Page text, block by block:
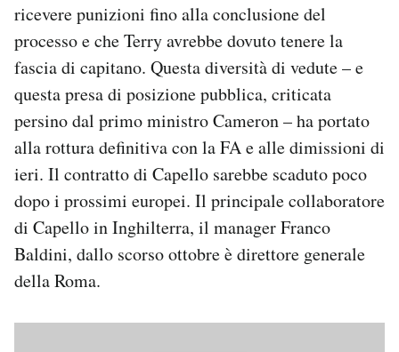
ricevere punizioni fino alla conclusione del
processo e che Terry avrebbe dovuto tenere la
fascia di capitano. Questa diversità di vedute – e
questa presa di posizione pubblica, criticata
persino dal primo ministro Cameron – ha portato
alla rottura definitiva con la FA e alle dimissioni di
ieri. Il contratto di Capello sarebbe scaduto poco
dopo i prossimi europei. Il principale collaboratore
di Capello in Inghilterra, il manager Franco
Baldini, dallo scorso ottobre è direttore generale
della Roma.